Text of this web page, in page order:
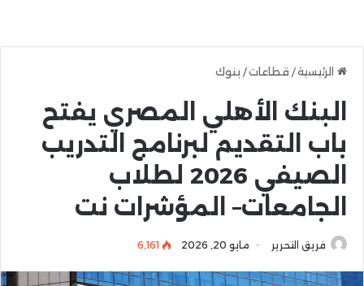
الرئيسية/ قطاعات/ بنوك
البنك الأهلي المصري يفتح
باب التقديم لبرنامج التدريب
الصيفي 2026 لطلاب
الجامعات– المؤشرات نت
فريق التحرير مايو 20, 2026 6٬161